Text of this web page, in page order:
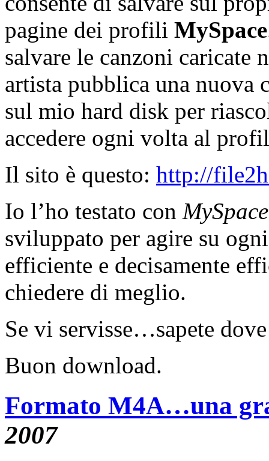
pagine dei profili MySpace
salvare le canzoni
artista pubblica una nuova
sul mio hard disk per
accedere ogni volta al
Il sito è questo: http://
Io l’ho testato con MySpace
sviluppato per agire su
efficiente e decisamente
chiedere di meglio.
Se vi servisse…sapete
Buon download.
Formato M4A…una
2007